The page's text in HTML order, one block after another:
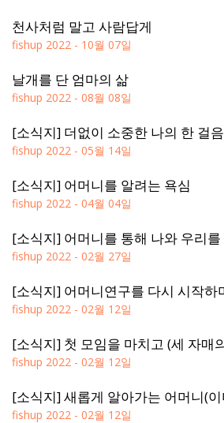
천사처럼 말고 사람답게
fishup 2022 - 10월 07일
날개를 단 엄마의 삶
fishup 2022 - 08월 08일
[소식지] 더없이 소중한 나의 한 걸음
fishup 2022 - 05월 14일
[소식지] 어머니를 알려는 욕심
fishup 2022 - 04월 04일
[소식지] 어머니를 통해 나와 우리
fishup 2022 - 02월 27일
[소식지] 어머니연구를 다시 시작하
fishup 2022 - 02월 12일
[소식지] 첫 모임을 마치고 (세 자매
fishup 2022 - 02월 12일
[소식지] 새롭게 알아가는 어머니(
fishup 2022 - 02월 12일